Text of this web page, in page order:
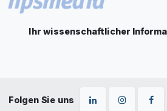
Ihr wissenschaftlicher
Folgen Sie uns